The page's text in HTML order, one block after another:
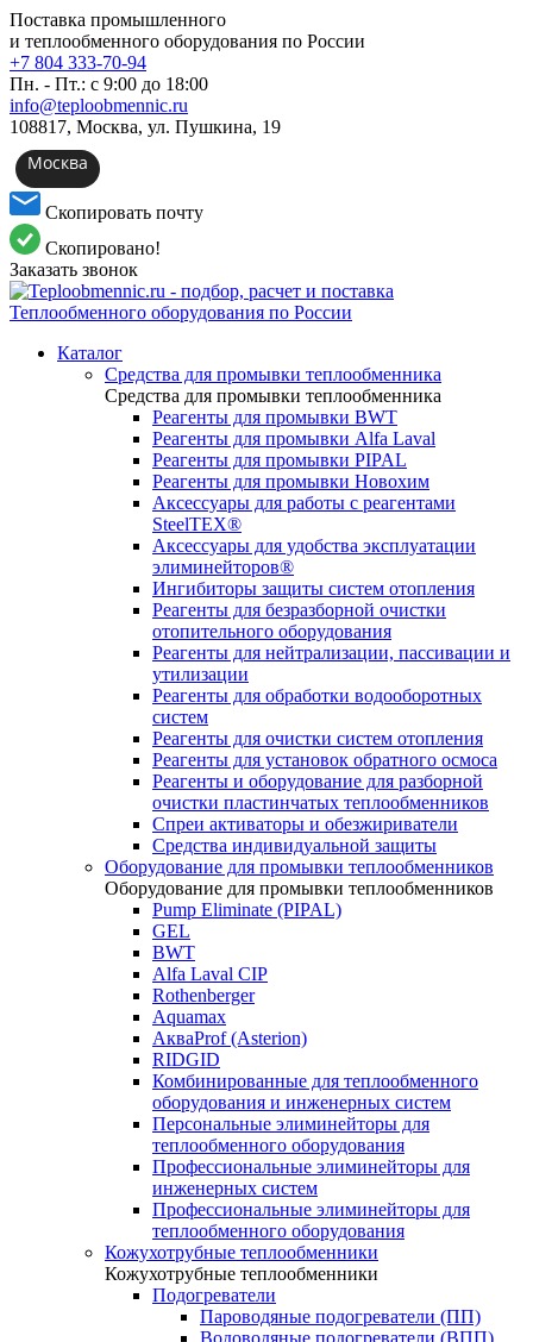
Поставка промышленного
и теплообменного оборудования по России
+7 804 333-70-94
Пн. - Пт.: с 9:00 до 18:00
info@teploobmennic.ru
108817, Москва, ул. Пушкина, 19
Москва
Скопировать почту
Скопировано!
Заказать звонок
Каталог
Средства для промывки теплообменника
Средства для промывки теплообменника
Реагенты для промывки BWT
Реагенты для промывки Alfa Laval
Реагенты для промывки PIPAL
Реагенты для промывки Новохим
Аксессуары для работы с реагентами
SteelTEX®
Аксессуары для удобства эксплуатации
элиминейторов®
Ингибиторы защиты систем отопления
Реагенты для безразборной очистки
отопительного оборудования
Реагенты для нейтрализации, пассивации и
утилизации
Реагенты для обработки водооборотных
систем
Реагенты для очистки систем отопления
Реагенты для установок обратного осмоса
Реагенты и оборудование для разборной
очистки пластинчатых теплообменников
Спреи активаторы и обезжириватели
Средства индивидуальной защиты
Оборудование для промывки теплообменников
Оборудование для промывки теплообменников
Pump Eliminate (PIPAL)
GEL
BWT
Alfa Laval CIP
Rothenberger
Aquamax
АкваProf (Asterion)
RIDGID
Комбинированные для теплообменного
оборудования и инженерных систем
Персональные элиминейторы для
теплообменного оборудования
Профессиональные элиминейторы для
инженерных систем
Профессиональные элиминейторы для
теплообменного оборудования
Кожухотрубные теплообменники
Кожухотрубные теплообменники
Подогреватели
Пароводяные подогреватели (ПП)
Водоводяные подогреватели (ВПП)